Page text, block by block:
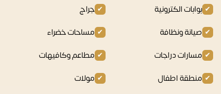
بوابات الكترونية
جراج
صيانة ونظافة
مساحات خضراء
مسارات دراجات
مطاعم وكافيهات
منطقة اطفال
مولات